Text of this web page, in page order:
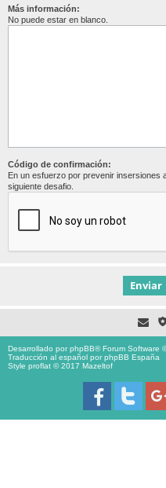
Más información:
No puede estar en blanco.
Código de confirmación:
En un esfuerzo por prevenir insersiones
siguiente desafio.
Desarrollado porphpBB® Forum Software
Traducción al español porphpBB España
Style proflat © 2017 Mazeltof